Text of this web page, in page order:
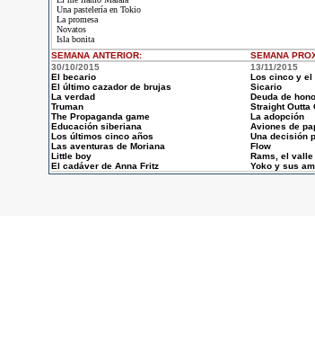
Una pastelería en Tokio
La promesa
Novatos
Isla bonita
SEMANA ANTERIOR: SEMANA
30/10/2015
El becario
El último cazador de brujas
La verdad
Truman
The Propaganda game
Educación siberiana
Los últimos cinco años
Las aventuras de Moriana
Little boy
El cadáver de Anna Fritz
13/11/2015
Los cinco y el
Sicario
Deuda de
Straight Outta
La adopción
Aviones de
Una decisión
Flow
Rams, el
Yoko y sus